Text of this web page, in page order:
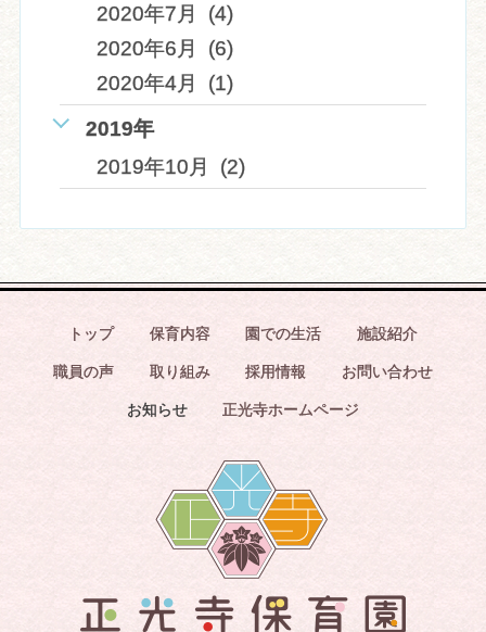
2020年7月 (4)
2020年6月 (6)
2020年4月 (1)
2019年
2019年10月 (2)
トップ 保育内容 園での生活 施設紹介
職員の声 取り組み 採用情報 お問い合わせ
お知らせ 正光寺ホームページ